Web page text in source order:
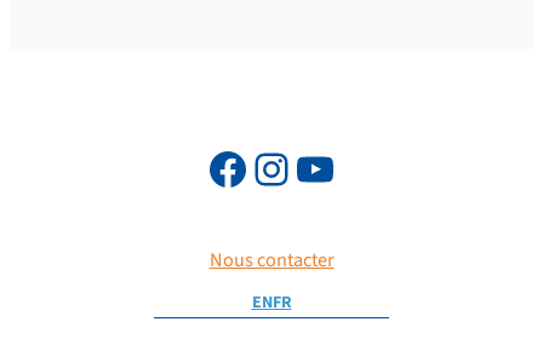
Nous contacter
ENFR